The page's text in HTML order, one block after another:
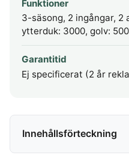
Funktioner
3-säsong, 2 ingångar, 2
ytterduk: 3000, golv:
Garantitid
Ej specificerat (2 år
Innehållsförteckning